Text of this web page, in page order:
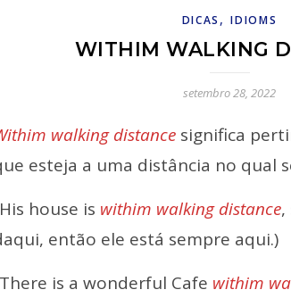
DICAS ,IDIOMS
WITHIM WALKING
setembro 28, 2022
walking distance significa
esteja a uma distância no qual
house is withim walking distance,
então ele está sempre aqui.)
is a wonderful Cafe withim